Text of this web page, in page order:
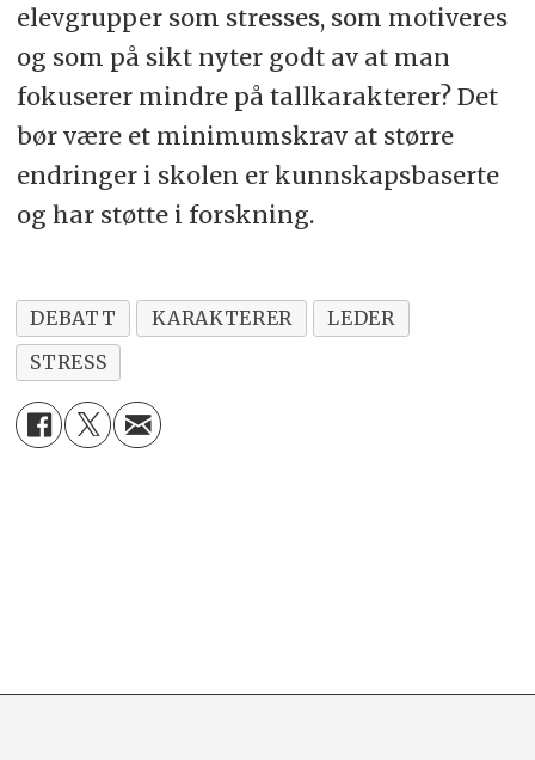
elevgrupper som stresses, som motiveres
og som på sikt nyter godt av at man
fokuserer mindre på tallkarakterer? Det
bør være et minimumskrav at større
endringer i skolen er kunnskapsbaserte
og har støtte i forskning.
DEBATT KARAKTERER
LEDER
STRESS